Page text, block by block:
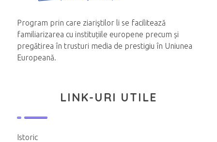
Program prin care ziariştilor li se facilitează
familiarizarea cu instituțiile europene precum și
pregătirea în trusturi media de prestigiu în Uniunea
Europeană.
LINK-URI UTILE
Istoric